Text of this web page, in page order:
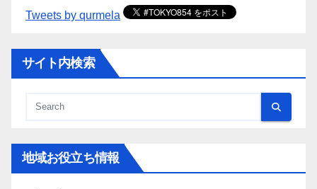
Tweets by qurmela
サイト内検索
地域お役立ち情報